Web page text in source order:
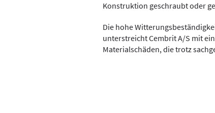
Konstruktion geschraubt oder
Die hohe
unterstreicht Cembrit A/S mit
Materialschäden, die trotz